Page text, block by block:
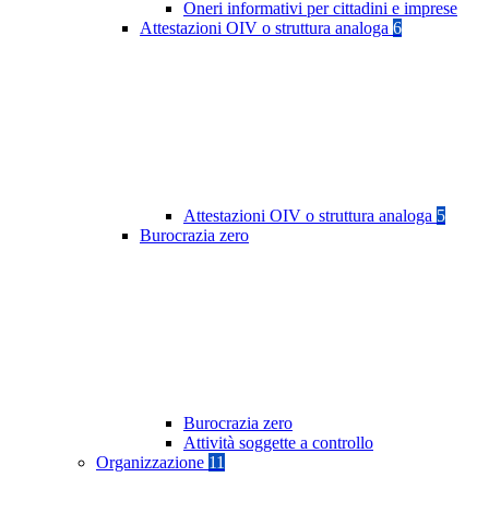
Oneri informativi per cittadini e imprese
Attestazioni OIV o struttura analoga 6
Attestazioni OIV o struttura analoga 5
Burocrazia zero
Burocrazia zero
Attività soggette a controllo
Organizzazione 11